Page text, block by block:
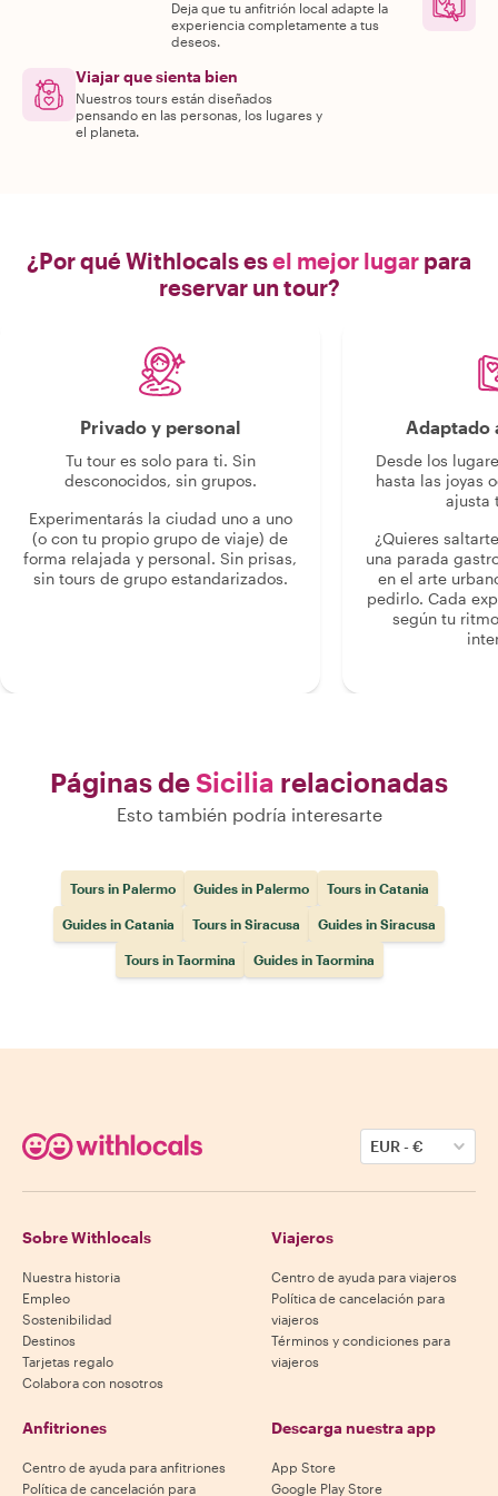
Deja que tu anfitrión local adapte la
experiencia completamente a tus
deseos.
Viajar que sienta bien
Nuestros tours están diseñados
pensando en las personas, los lugares y
el planeta.
¿Por qué Withlocals esel mejor lugar para
reservar un tour?
Privado y personal
Tu tour es solo para ti. Sin
desconocidos, sin grupos.
Experimentarás la ciudad uno a uno
(o con tu propio grupo de viaje) de
forma relajada y personal. Sin prisas,
sin tours de grupo estandarizados.
Adaptado
Desde los
hasta las joyas
ajusta
¿Quieres
una parada
en el arte
pedirlo. Cada
según tu
Páginas deSicilia relacionadas
Esto también podría interesarte
Tours in Palermo Guides in Palermo Tours in Catania
Guides in Catania Tours in Siracusa Guides in Siracusa
Tours in Taormina Guides in Taormina
EUR-€
Sobre Withlocals
Nuestra historia
Empleo
Sostenibilidad
Destinos
Tarjetas regalo
Colabora con nosotros
Viajeros
Centro de ayuda para viajeros
Política de cancelación para
viajeros
Términos y condiciones para
viajeros
Anfitriones
Centro de ayuda para anfitriones
Política de cancelación para
Descarga nuestra app
App Store
Google Play Store